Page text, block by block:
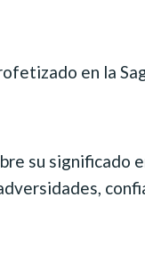
en la
su significado